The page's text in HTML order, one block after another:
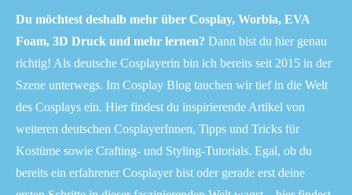
Du möchtest deshalb mehr über Cosplay, Worbla, EVA
Foam, 3D Druck und mehr lernen? Dann bist du hier genau
richtig! Als deutsche Cosplayerin bin ich bereits seit 2015 in der
Szene unterwegs. Im Cosplay Blog tauchen wir tief in die Welt
des Cosplays ein. Hier findest du inspirierende Artikel von
weiteren deutschen CosplayerInnen, Tipps und Tricks für
Kostüme sowie Crafting- und Styling-Tutorials. Egal, ob du
bereits ein erfahrener Cosplayer bist oder gerade erst deine